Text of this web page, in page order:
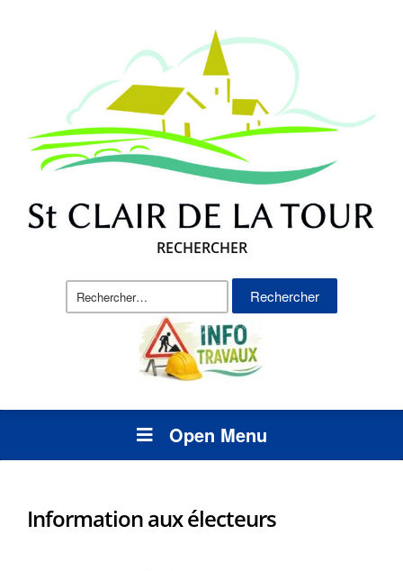
RECHERCHER
Rechercher :
Open Menu
Information aux électeurs